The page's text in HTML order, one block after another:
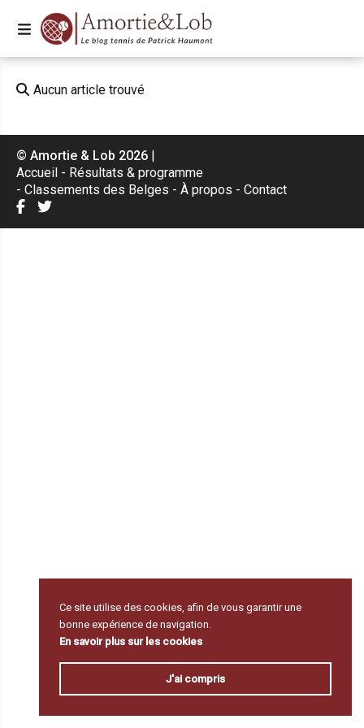
Aucun article trouvé
© Amortie & Lob 2026 |
Accueil
Résultats & programme
Classements des Belges
À propos Contact
Ce site utilise des cookies, afin de vous garantir une
bonne expérience de navigation.
En savoir plus sur les cookies
J'ai compris